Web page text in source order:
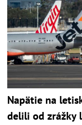
Napätie na
delili od zrážky